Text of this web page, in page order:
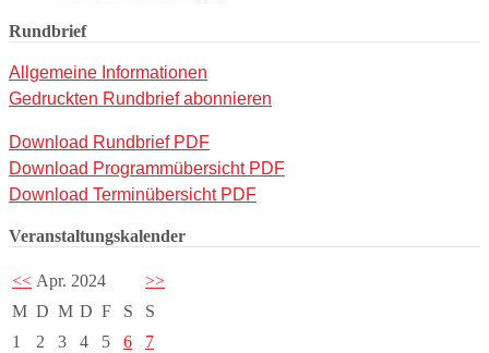
Rundbrief
Allgemeine Informationen
Gedruckten Rundbrief abonnieren
Download Rundbrief PDF
Download Programmübersicht PDF
Download Terminübersicht PDF
Veranstaltungskalender
<< Apr. 2024
>>
M D M D F S
S
1
2 3 4 5 6 7